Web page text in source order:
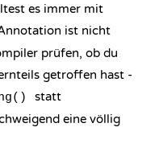
es immer mit
ist nicht
prüfen, ob du
getroffen hast -
statt
eine völlig